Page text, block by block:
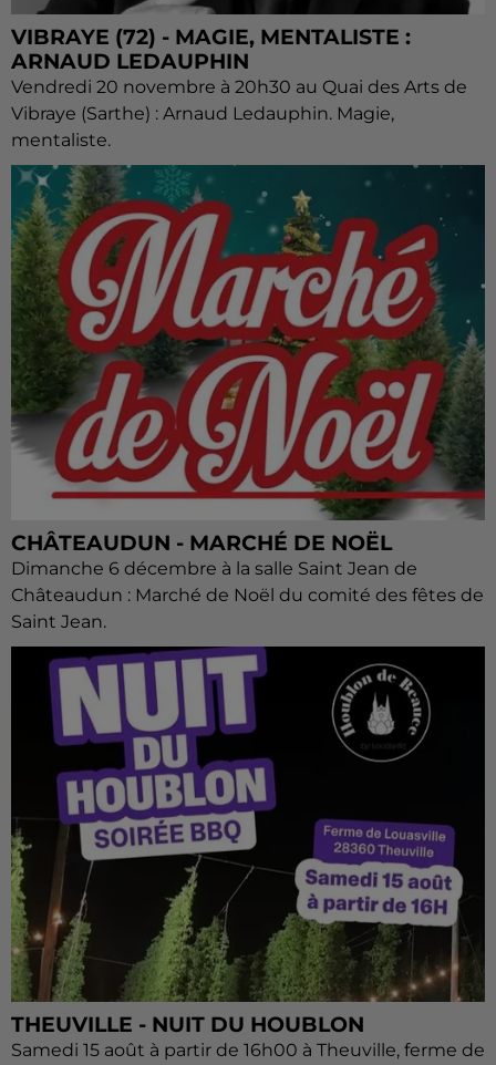
VIBRAYE (72) - MAGIE, MENTALISTE :
ARNAUD LEDAUPHIN
Vendredi 20 novembre à 20h30 au Quai des Arts de
Vibraye (Sarthe) : Arnaud Ledauphin. Magie,
mentaliste.
CHÂTEAUDUN - MARCHÉ DE NOËL
Dimanche 6 décembre à la salle Saint Jean de
Châteaudun : Marché de Noël du comité des fêtes de
Saint Jean.
THEUVILLE - NUIT DU HOUBLON
Samedi 15 août à partir de 16h00 à Theuville, ferme de